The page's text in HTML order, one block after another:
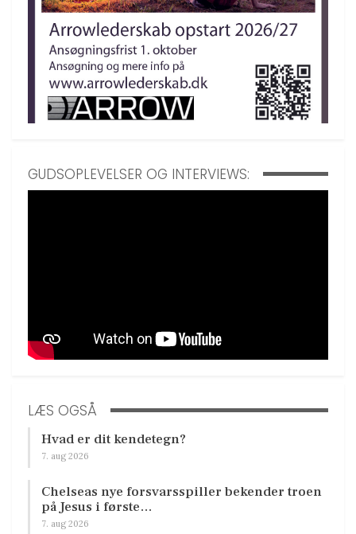
GUDSOPLEVELSER OG INTERVIEWS:
LÆS OGSÅ
Hvad er dit kendetegn?
7. aug 2026
Chelseas nye forsvarsspiller bekender troen
på Jesus i første…
7. aug 2026